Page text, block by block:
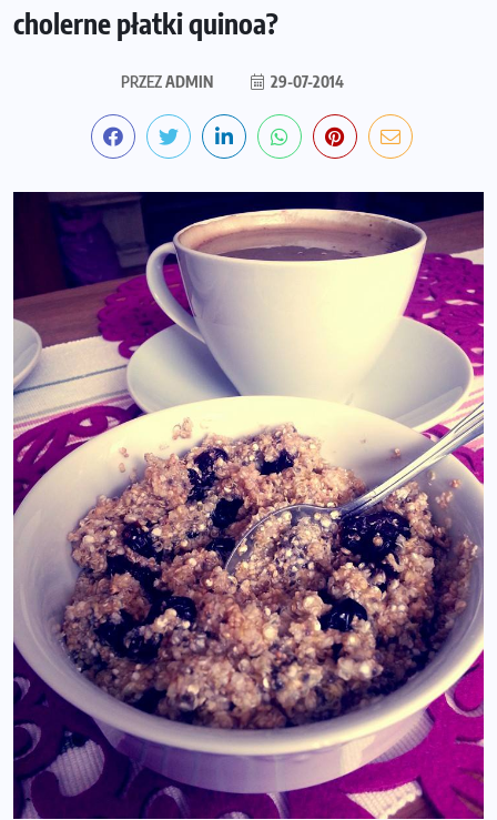
cholerne płatki quinoa?
PRZEZADMIN 29-07-2014